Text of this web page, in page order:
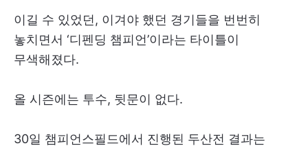
이길 수 있었던, 이겨야 했던 경기들을 번번히
놓치면서 ‘디펜딩 챔피언’이라는 타이틀이
무색해졌다.
올 시즌에는 투수, 뒷문이 없다.
30일 챔피언스필드에서 진행된 두산전 결과는